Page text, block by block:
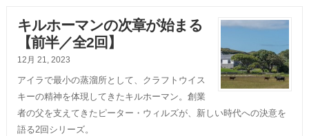
キルホーマンの次章が始まる
【前半／全2回】
12月 21, 2023
アイラで最小の蒸溜所として、クラフトウイス
キーの精神を体現してきたキルホーマン。創業
者の父を支えてきたピーター・ウィルズが、新しい時代への決意を
語る2回シリーズ。